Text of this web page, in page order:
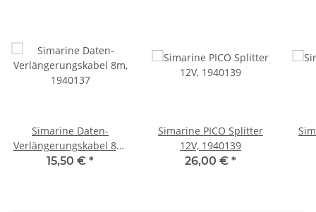
Simarine Daten-
Verlängerungskabel 8m,
1940137
15,50 € *
Simarine PICO Splitter
12V, 1940139
26,00 € *